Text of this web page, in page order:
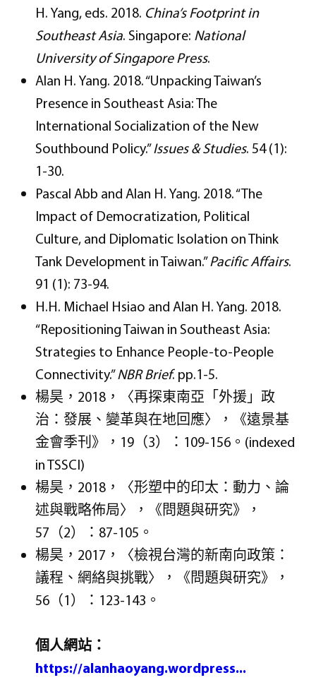
H. Yang, eds. 2018. China’s Footprint in
Southeast Asia. Singapore: National
University of Singapore Press.
Alan H. Yang. 2018. “Unpacking Taiwan’s
Presence in Southeast Asia: The
International Socialization of the New
Southbound Policy.”Issues & Studies. 54 (1):
1-30.
Pascal Abb and Alan H. Yang. 2018. “The
Impact of Democratization, Political
Culture, and Diplomatic Isolation on Think
Tank Development in Taiwan.”Pacific Affairs.
91 (1): 73-94.
H.H. Michael Hsiao and Alan H. Yang. 2018.
“Repositioning Taiwan in Southeast Asia:
Strategies to Enhance People-to-People
Connectivity.”NBR Brief. pp.1-5.
楊昊，2018，〈再探東南亞「外援」政
治：發展、變革與在地回應〉，《遠景基
金會季刊》，19（3）：109-156。(indexed
in TSSCI)
楊昊，2018，〈形塑中的印太：動力、論
述與戰略佈局〉，《問題與研究》，
57（2）：87-105。
楊昊，2017，〈檢視台灣的新南向政策：
議程、網絡與挑戰〉，《問題與研究》，
56（1）：123-143。
個人網站：
https://alanhaoyang.wordpress...